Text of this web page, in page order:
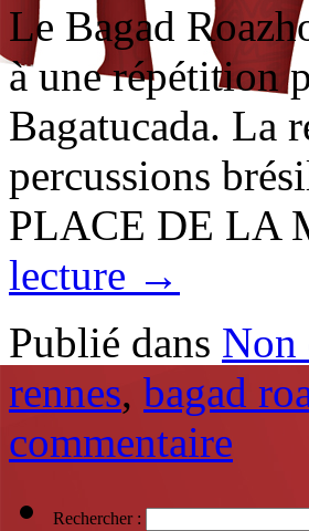
Le Bagad
à une répétition
Bagatucada. La
percussions
PLACE DE LA
lecture →
Publié dans Non
rennes, bagad
commentaire
Rechercher :